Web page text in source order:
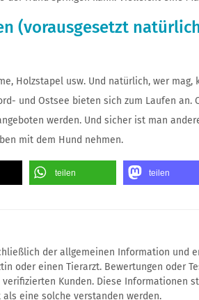
(vorausgesetzt
Holzstapel usw. Und natürlich, wer mag,
und Ostsee bieten sich zum Laufen an.
werden. Und sicher ist man
mit dem Hund nehmen.
teilen teilen
der allgemeinen Information und
oder einen Tierarzt. Bewertungen oder
Kunden. Diese Informationen
eine solche verstanden werden.